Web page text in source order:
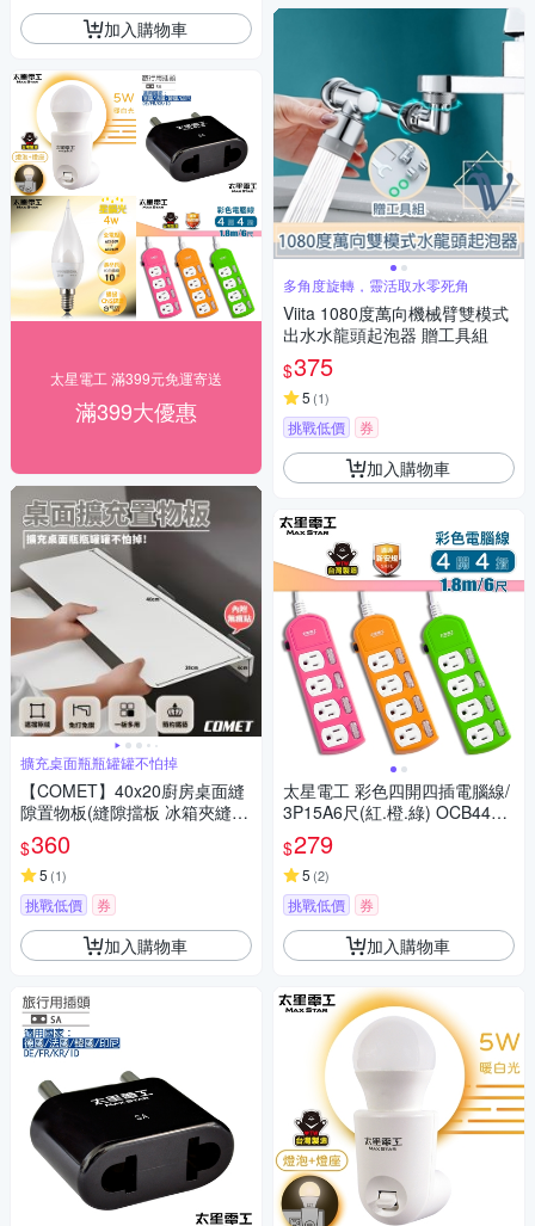
加入購物車
太星電工 滿399元免運寄送
滿399大優惠
擴充桌面瓶瓶罐罐不怕掉
【COMET】40x20廚房桌面縫
隙置物板(縫隙擋板 冰箱夾縫檯
面延伸板 側邊加寬延長板 免打
孔置物架/4020SHW)
$360
5 (1)
挑戰低價 券
加入購物車
多角度旋轉，靈活取水零死角
Viita 1080度萬向機械臂雙模式
出水水龍頭起泡器 贈工具組
$375
5 (1)
挑戰低價 券
加入購物車
太星電工 彩色四開四插電腦線/
3P15A6尺(紅.橙.綠) OCB4430
$279
5 (2)
挑戰低價 券
加入購物車